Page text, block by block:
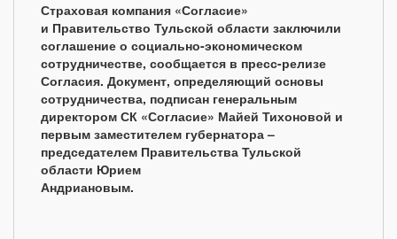
Страховая компания «Согласие»
и Правительство Тульской области заключили
соглашение о социально-экономическом
сотрудничестве, сообщается в пресс-релизе
Согласия. Документ, определяющий основы
сотрудничества, подписан генеральным
директором СК «Согласие» Майей Тихоновой и
первым заместителем губернатора –
председателем Правительства Тульской
области Юрием
Андриановым.